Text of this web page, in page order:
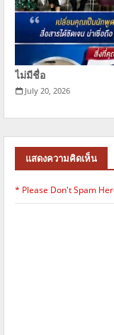
ไม่มีชื่อ
July 20, 2026
แสดงความคิดเห็น
* Please Don't Spam